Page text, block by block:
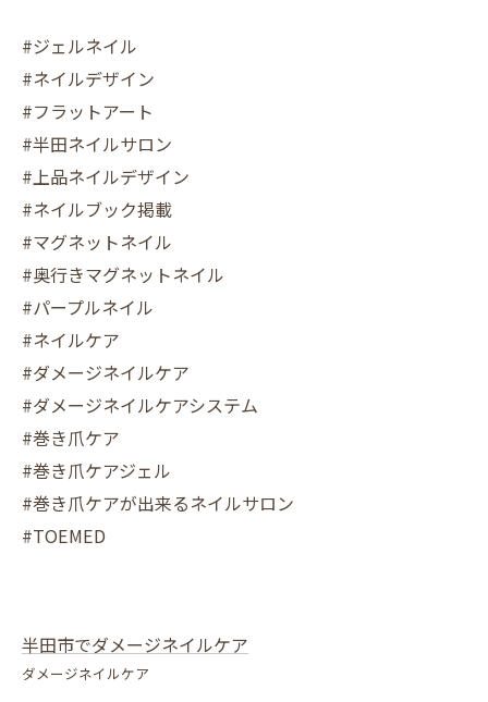
#ジェルネイル
#ネイルデザイン
#フラットアート
#半田ネイルサロン
#上品ネイルデザイン
#ネイルブック掲載
#マグネットネイル
#奥行きマグネットネイル
#パープルネイル
#ネイルケア
#ダメージネイルケア
#ダメージネイルケアシステム
#巻き爪ケア
#巻き爪ケアジェル
#巻き爪ケアが出来るネイルサロン
#TOEMED
半田市でダメージネイルケア
ダメージネイルケア